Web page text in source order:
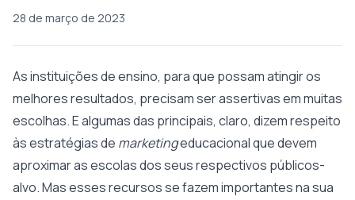
28 de março de 2023
As instituições de ensino, para que possam atingir os
melhores resultados, precisam ser assertivas em muitas
escolhas. E algumas das principais, claro, dizem respeito
às estratégias de marketingeducacional que devem
aproximar as escolas dos seus respectivos públicos-
alvo. Mas esses recursos se fazem importantes na sua